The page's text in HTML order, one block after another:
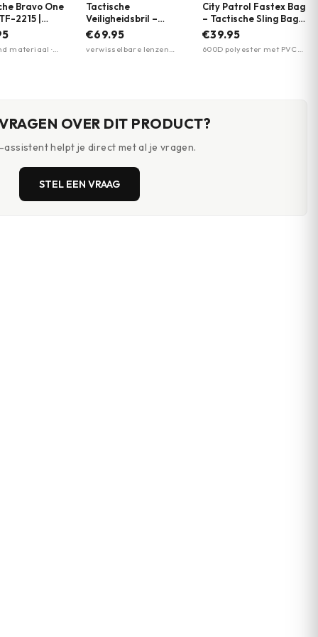
Bravo One
2215 |
kleuren
materiaal ·
Tactische
Veiligheidsbril –
Raptor Pro 10166 |
€69.95
verwisselbare lenzen
City Patrol Fastex Bag
– Tactische Sling Bag –
Crossbody Tas Heren |
kleuren
€39.95
600D polyester met PVC-
OVER DIT PRODUCT?
assistent helpt je direct met al je vragen.
STEL EEN VRAAG